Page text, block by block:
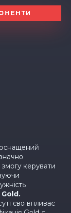
змогу керувати
впливає